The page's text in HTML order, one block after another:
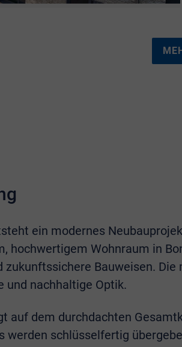
ein modernes
hochwertigem Wohnraum in
Bauweisen.
und nachhaltige Optik.
auf dem durchdachten
werden schlüsselfertig